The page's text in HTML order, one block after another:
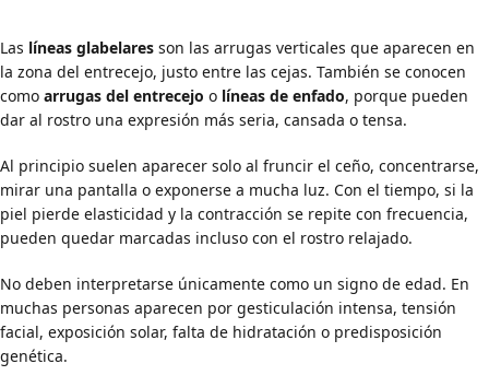
Las líneas glabelaresson las arrugas verticales que aparecen en
la zona del entrecejo, justo entre las cejas. También se conocen
como arrugas del entrecejo o líneas de enfado, porque pueden
dar al rostro una expresión más seria, cansada o tensa.
Al principio suelen aparecer solo al fruncir el ceño, concentrarse,
mirar una pantalla o exponerse a mucha luz. Con el tiempo, si la
piel pierde elasticidad y la contracción se repite con frecuencia,
pueden quedar marcadas incluso con el rostro relajado.
No deben interpretarse únicamente como un signo de edad. En
muchas personas aparecen por gesticulación intensa, tensión
facial, exposición solar, falta de hidratación o predisposición
genética.